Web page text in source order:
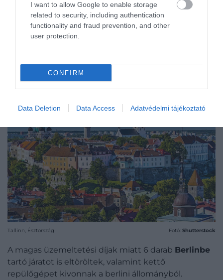
I want to allow Google to enable storage
related to security, including authentication
functionality and fraud prevention, and other
user protection.
CONFIRM
Data Deletion Data Access Adatvédelmi tájékoztató
a nyári hónapok alatt 1,7 millió utastól és 32
járattól esik majd el. Ez a szám már az
ország turizmusára, így gazdaságára is
Tallinn, Észtország Fotó: Shutterstock
A magas üzemeltetési díjak miatt 6 darab Berlinbe
tartó járatot is eltöröltek, valamint kettő
repülőgépet kivonnak a berlini állományból.